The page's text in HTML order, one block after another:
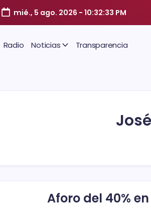
mié., 5 ago. 2026 - 10:32:34 PM
Radio Noticias Transparencia
Aforo del 40%